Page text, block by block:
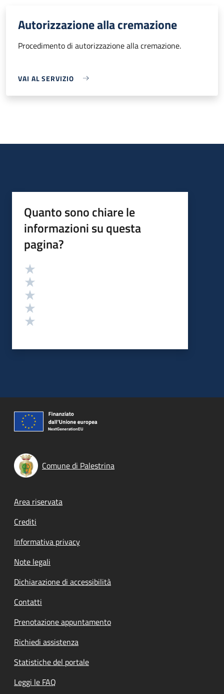
Autorizzazione alla cremazione
Procedimento di autorizzazione alla cremazione.
VAI AL SERVIZIO
Quanto sono chiare le
informazioni su questa
pagina?
Valutazione
Comune di Palestrina
Footer menu
Area riservata
Crediti
Informativa privacy
Note legali
Dichiarazione di accessibilità
Contatti
Prenotazione appuntamento
Richiedi assistenza
Statistiche del portale
Leggi le FAQ